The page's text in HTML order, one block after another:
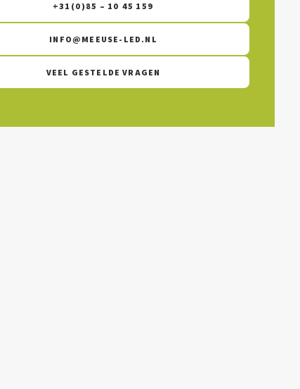
+31(0)85 – 10 45 159
INFO@MEEUSE-LED.NL
VEEL GESTELDE VRAGEN